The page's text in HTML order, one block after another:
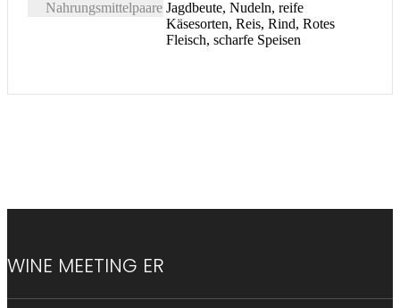
Nahrungsmittelpaare Jagdbeute, Nudeln, reife
Käsesorten, Reis, Rind, Rotes
Fleisch, scharfe Speisen
WINE MEETING ER